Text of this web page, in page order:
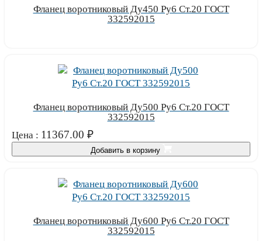
Фланец воротниковый Ду450 Ру6 Ст.20 ГОСТ
332592015
Фланец воротниковый Ду500 Ру6 Ст.20 ГОСТ
332592015
Цена : 11367.00 ₽
Добавить в корзину
Фланец воротниковый Ду600 Ру6 Ст.20 ГОСТ
332592015